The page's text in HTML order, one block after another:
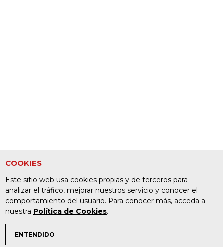
COOKIES
Este sitio web usa cookies propias y de terceros para
analizar el tráfico, mejorar nuestros servicio y conocer el
comportamiento del usuario. Para conocer más, acceda a
nuestra Política de Cookies.
ENTENDIDO
TEMAS DE INTERÉS